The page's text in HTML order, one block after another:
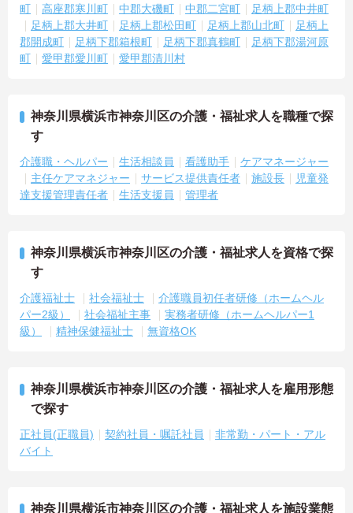
町
高座郡寒川町 中郡大磯町 中郡二宮町
足柄上郡中井町
足柄上郡大井町
足柄上郡松田町 足柄上郡山北町
足柄上
郡開成町
足柄下郡箱根町 足柄下郡真鶴町
足柄下郡湯河原
町
愛甲郡愛川町 愛甲郡清川村
神奈川県横浜市神奈川区の介護・福祉求人を職種で探
す
介護職・ヘルパー 生活相談員 看護助手
ケアマネージャー
主任ケアマネジャー
サービス提供責任者 施設長
児童発
達支援管理責任者
生活支援員 管理者
神奈川県横浜市神奈川区の介護・福祉求人を資格で探
す
介護福祉士 社会福祉士
介護職員初任者研修（ホームヘル
パー2級）
社会福祉主事
実務者研修（ホームヘルパー1
級）
精神保健福祉士 無資格OK
神奈川県横浜市神奈川区の介護・福祉求人を雇用形態
で探す
正社員(正職員) 契約社員・嘱託社員
非常勤・パート・アル
バイト
神奈川県横浜市神奈川区の介護・福祉求人を施設業態